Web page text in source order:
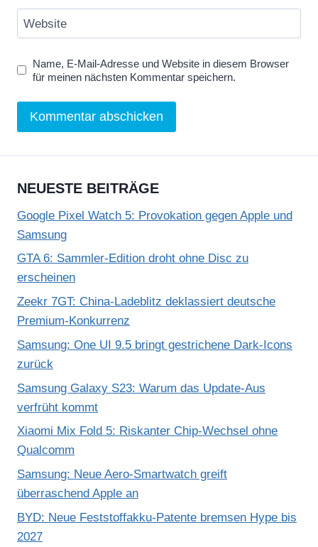
Website
Name, E-Mail-Adresse und Website in diesem Browser
für meinen nächsten Kommentar speichern.
NEUESTE BEITRÄGE
Google Pixel Watch 5: Provokation gegen Apple und
Samsung
GTA 6: Sammler-Edition droht ohne Disc zu
erscheinen
Zeekr 7GT: China-Ladeblitz deklassiert deutsche
Premium-Konkurrenz
Samsung: One UI 9.5 bringt gestrichene Dark-Icons
zurück
Samsung Galaxy S23: Warum das Update-Aus
verfrüht kommt
Xiaomi Mix Fold 5: Riskanter Chip-Wechsel ohne
Qualcomm
Samsung: Neue Aero-Smartwatch greift
überraschend Apple an
BYD: Neue Feststoffakku-Patente bremsen Hype bis
2027